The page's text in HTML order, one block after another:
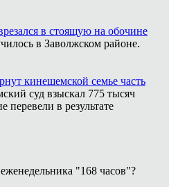
в стоящую на обочине
в Заволжском районе.
кинешемской семье часть
суд взыскал 775 тысяч
перевели в результате
"168 часов"?